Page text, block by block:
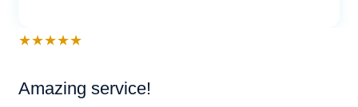
★★★★★
Amazing service!